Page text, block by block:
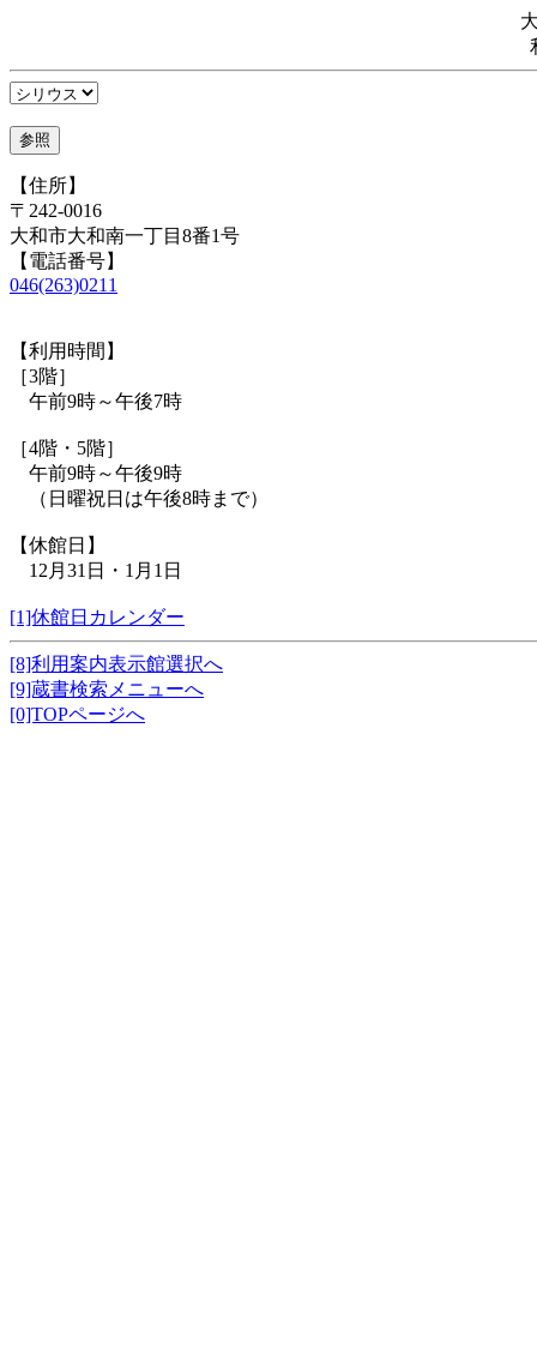
【住所】
〒242-0016
大和市大和南一丁目8番1号
【電話番号】
046(263)0211
【利用時間】
［3階］
午前9時～午後7時
［4階・5階］
午前9時～午後9時
（日曜祝日は午後8時まで）
【休館日】
12月31日・1月1日
[1]休館日カレンダー
[8]利用案内表示館選択へ
[9]蔵書検索メニューへ
[0]TOPページへ